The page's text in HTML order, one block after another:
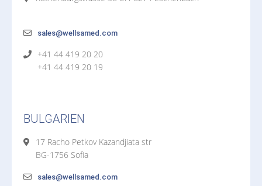
sales@wellsamed.com
+41 44 419 20 20
+41 44 419 20 19
BULGARIEN
17 Racho Petkov Kazandjiata str
BG-1756 Sofia
sales@wellsamed.com